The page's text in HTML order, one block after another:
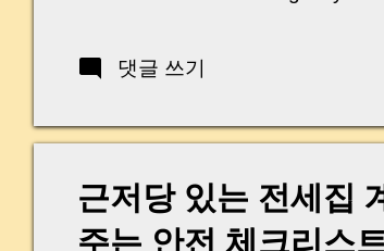
억 원이 한 번에 움직이는 가장
황이 있었습니다. 또 어떤 분은
“매도인이 대출 안 갚고 도망가면
꼭 준비해야 하는지 중개 실무 기
하시면, 잔금일이 더 이상 두려운
댓글 쓰기
근저당 있는 전세집
주는 안전 체크리스